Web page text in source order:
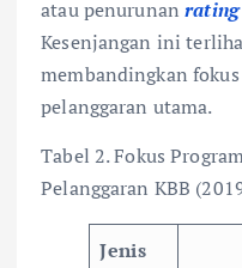
atau penurunanrating
Kesenjangan ini
membandingkan
pelanggaran utama.
Tabel 2. Fokus
Pelanggaran KBB
Jenis